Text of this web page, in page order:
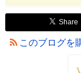
Share
このブログを